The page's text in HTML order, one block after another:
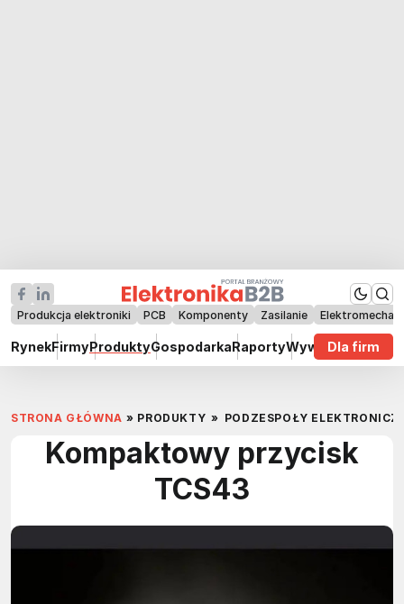
Produkcja elektroniki PCB Komponenty Zasilanie
RynekFirmyProduktyGospodarkaRaportyWywiadyDla firm
STRONA GŁÓWNA » PRODUKTY » PODZESPOŁY
Kompaktowy przycisk
TCS43